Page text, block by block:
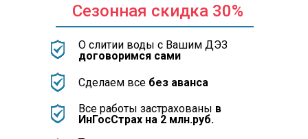
О слитии воды с Вашим ДЭЗ
договоримся сами
Сделаем все без аванса
Все работы застрахованы в
ИнГосСтрах на 2 млн.руб.
Сезонная скидка 30%